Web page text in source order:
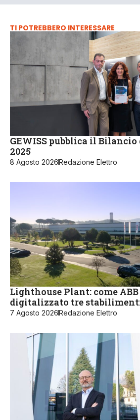
TI POTREBBERO INTERESSARE
GEWISS pubblica il
2025
8 Agosto 2026Redazione Elettro
Lighthouse Plant: come
digitalizzato tre
7 Agosto 2026Redazione Elettro